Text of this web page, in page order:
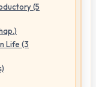
(5
Life (3